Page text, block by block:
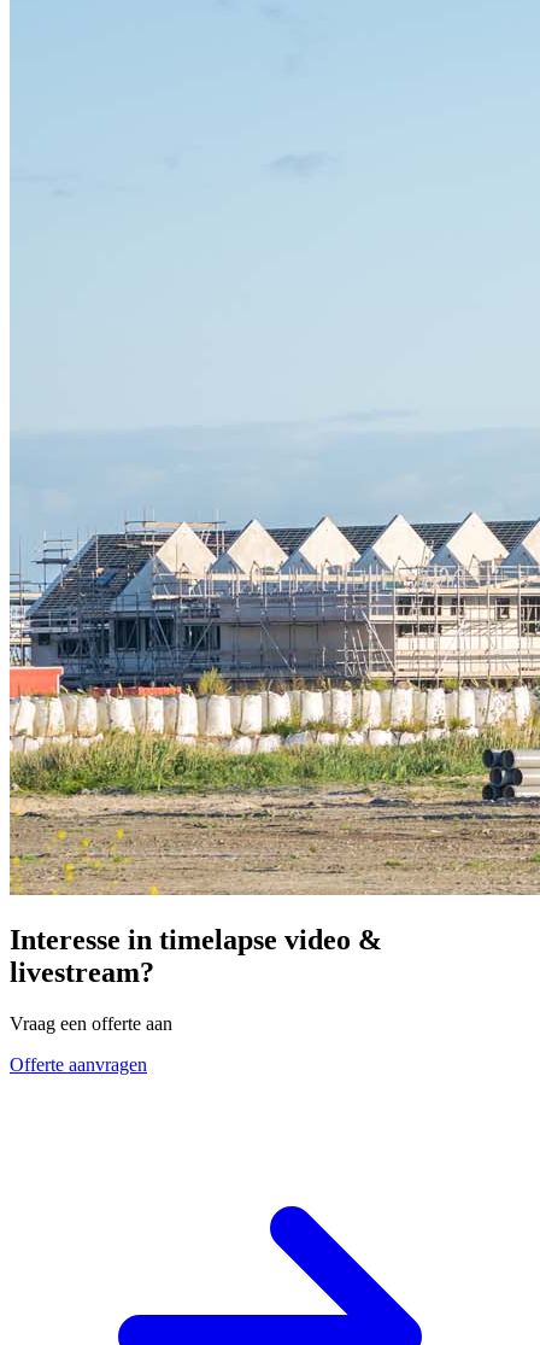
Interesse in timelapse video &
livestream?
Vraag een offerte aan
Offerte aanvragen